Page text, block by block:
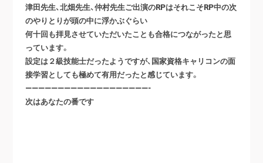
津田先生、北畑先生、仲村先生ご出演のRPはそれこそRP中の次
のやりとりが頭の中に浮かぶぐらい
何十回も拝見させていただいたことも合格につながったと思
っています。
設定は２級技能士だったようですが、国家資格キャリコンの面
接学習としても極めて有用だったと感じています。
———————————————————-
次はあなたの番です